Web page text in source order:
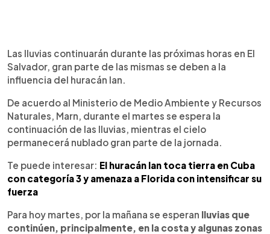
► Escuchar artículo
Las lluvias continuarán durante las próximas horas en El
Salvador, gran parte de las mismas se deben a la
influencia del huracán Ian.
De acuerdo al Ministerio de Medio Ambiente y Recursos
Naturales, Marn, durante el martes se espera la
continuación de las lluvias, mientras el cielo
permanecerá nublado gran parte de la jornada.
Te puede interesar: El huracán Ian toca tierra en Cuba
con categoría 3 y amenaza a Florida con intensificar su
fuerza
Para hoy martes, por la mañana se esperan lluvias que
continúen, principalmente, en la costa y algunas zonas